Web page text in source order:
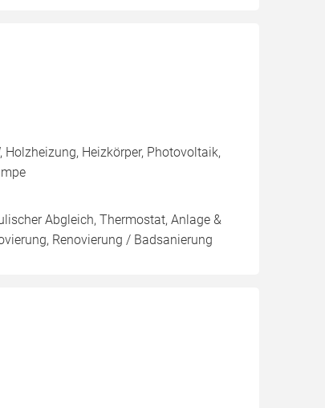
Holzheizung, Heizkörper, Photovoltaik,
Abgleich, Thermostat, Anlage &
Renovierung / Badsanierung